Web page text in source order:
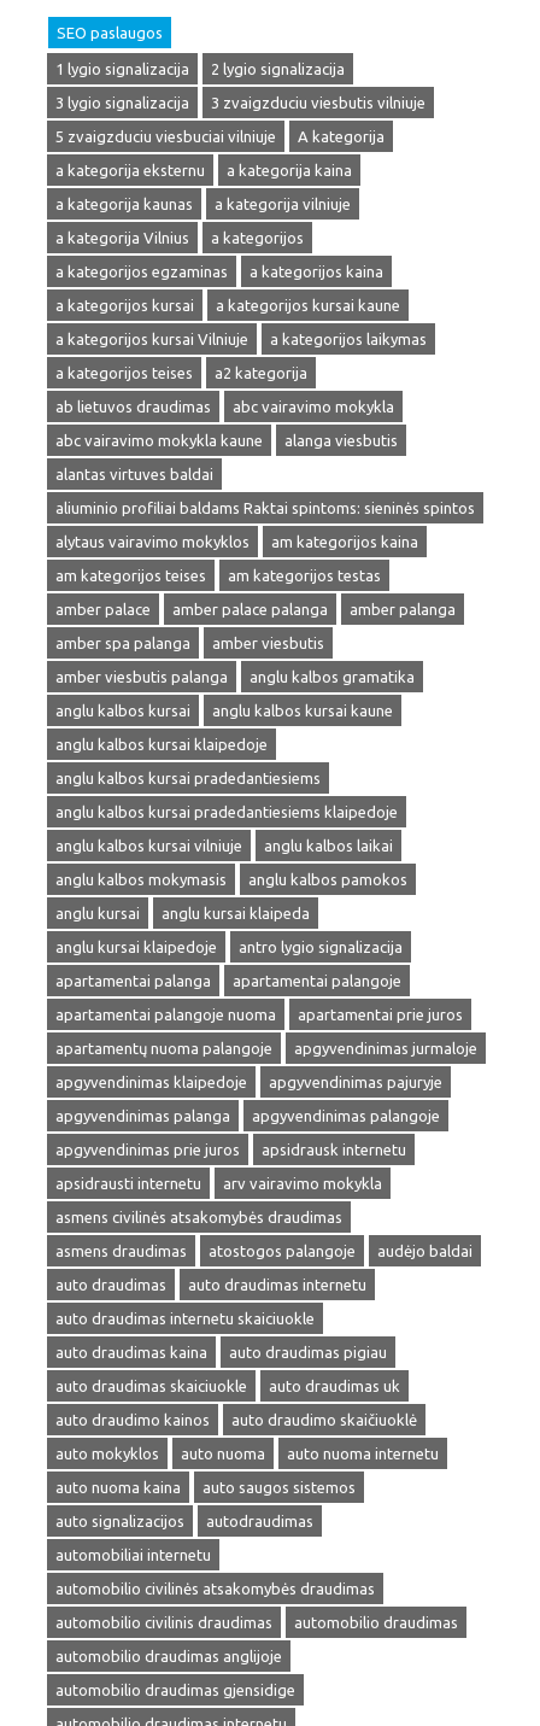
SEO paslaugos
1 lygio signalizacija
2 lygio signalizacija
3 lygio signalizacija
3 zvaigzduciu viesbutis vilniuje
5 zvaigzduciu viesbuciai vilniuje
A kategorija
a kategorija eksternu
a kategorija kaina
a kategorija kaunas
a kategorija vilniuje
a kategorija Vilnius
a kategorijos
a kategorijos egzaminas
a kategorijos kaina
a kategorijos kursai
a kategorijos kursai kaune
a kategorijos kursai Vilniuje
a kategorijos laikymas
a kategorijos teises
a2 kategorija
ab lietuvos draudimas
abc vairavimo mokykla
abc vairavimo mokykla kaune
alanga viesbutis
alantas virtuves baldai
aliuminio profiliai baldams Raktai spintoms: sieninės spintos
alytaus vairavimo mokyklos
am kategorijos kaina
am kategorijos teises
am kategorijos testas
amber palace
amber palace palanga
amber palanga
amber spa palanga
amber viesbutis
amber viesbutis palanga
anglu kalbos gramatika
anglu kalbos kursai
anglu kalbos kursai kaune
anglu kalbos kursai klaipedoje
anglu kalbos kursai pradedantiesiems
anglu kalbos kursai pradedantiesiems klaipedoje
anglu kalbos kursai vilniuje
anglu kalbos laikai
anglu kalbos mokymasis
anglu kalbos pamokos
anglu kursai
anglu kursai klaipeda
anglu kursai klaipedoje
antro lygio signalizacija
apartamentai palanga
apartamentai palangoje
apartamentai palangoje nuoma
apartamentai prie juros
apartamentų nuoma palangoje
apgyvendinimas jurmaloje
apgyvendinimas klaipedoje
apgyvendinimas pajuryje
apgyvendinimas palanga
apgyvendinimas palangoje
apgyvendinimas prie juros
apsidrausk internetu
apsidrausti internetu
arv vairavimo mokykla
asmens civilinės atsakomybės draudimas
asmens draudimas
atostogos palangoje
audėjo baldai
auto draudimas
auto draudimas internetu
auto draudimas internetu skaiciuokle
auto draudimas kaina
auto draudimas pigiau
auto draudimas skaiciuokle
auto draudimas uk
auto draudimo kainos
auto draudimo skaičiuoklė
auto mokyklos
auto nuoma
auto nuoma internetu
auto nuoma kaina
auto saugos sistemos
auto signalizacijos
autodraudimas
automobiliai internetu
automobilio civilinės atsakomybės draudimas
automobilio civilinis draudimas
automobilio draudimas
automobilio draudimas anglijoje
automobilio draudimas gjensidige